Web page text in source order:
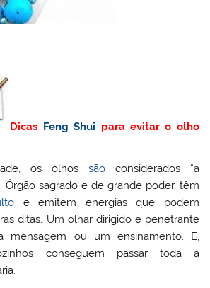
Dicas Feng Shui para evitar o olho
os olhos sãoconsiderados “a
Órgão sagrado e de grande poder, têm
e emitem energias que podem
ditas. Um olhar dirigido e penetrante
mensagem ou um ensinamento. E,
conseguem passar toda a